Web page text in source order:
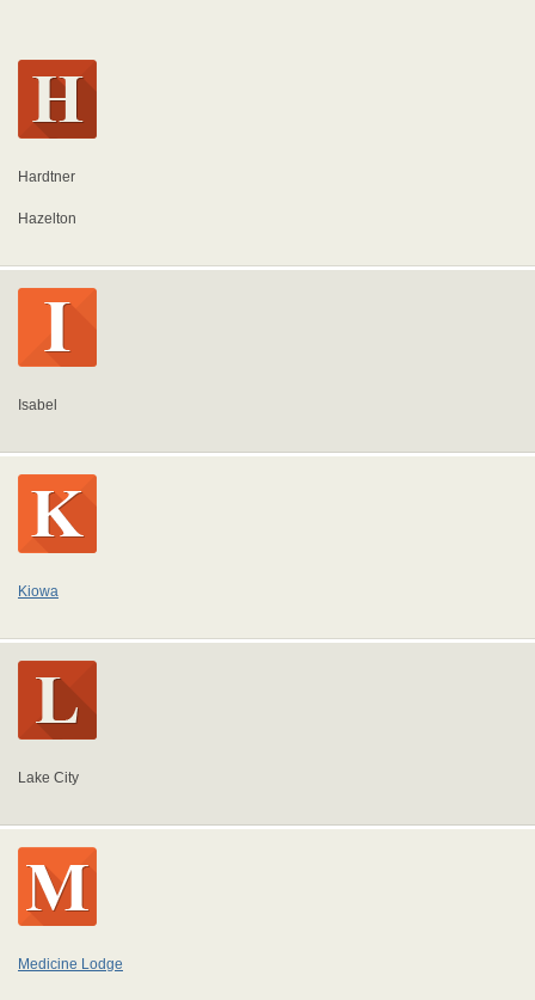
Hardtner
Hazelton
Isabel
Kiowa
Lake City
Medicine Lodge